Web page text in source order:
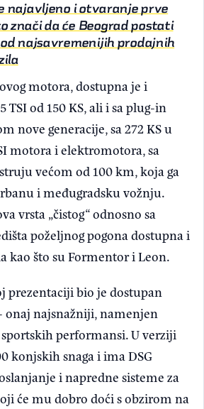
najavljeno i otvaranje prve
znači da će Beograd postati
najsavremenijih prodajnih
motora, dostupna je i
TSI od 150 KS, ali i sa plug-in
nove generacije, sa 272 KS u
motora i elektromotora, sa
većom od 100 km, koja ga
i međugradsku vožnju.
vrsta „čistog“ odnosno sa
poželjnog pogona dostupna i
kao što su Formentor i Leon.
prezentaciji bio je dostupan
onaj najsnažniji, namenjen
performansi. U verziji
konjskih snaga i ima DSG
i napredne sisteme za
će mu dobro doći s obzirom na